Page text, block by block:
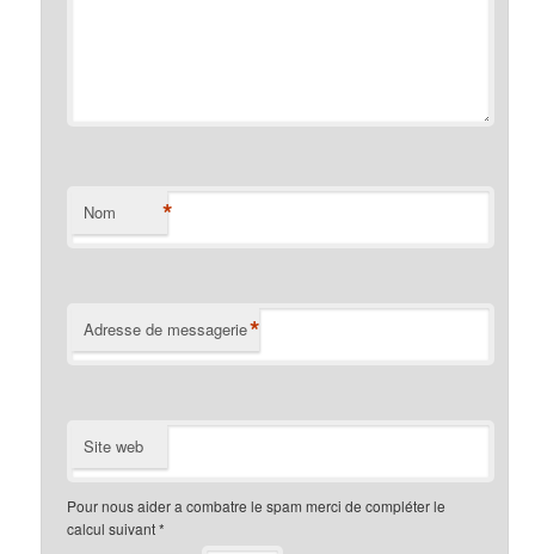
Nom *
Adresse de messagerie*
Site web
Pour nous aider a combatre le spam merci de compléter le
calcul suivant*